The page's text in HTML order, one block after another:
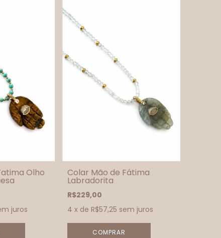
Olho
juros
Colar Mão de Fátima
Labradorita
R$229,00
4 x de R$57,25 sem juros